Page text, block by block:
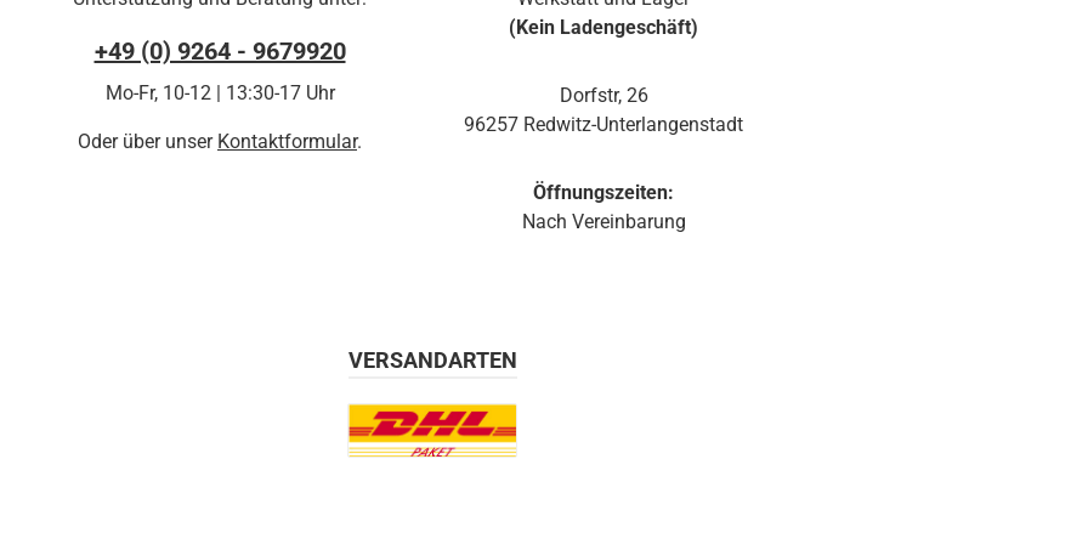
Ausrichtung des Monitors. Ein Wandhalter ist in der
JBL Control 1 Pro-WH integriert. Der Halter ist mit
Wandplatte des Halters eingebaut ist. Somit lässt
sich die JBL Control 1 Pro auch ohne optionale
+49 (0) 9264 - 9679920
Mo-Fr, 10-12 | 13:30-17 Uhr
Oder über unser Kontaktformular.
(Kein Ladengeschäft)
Dorfstr, 26
96257 Redwitz-Unterlangenstadt
Öffnungszeiten:
Nach Vereinbarung
VERSANDARTEN